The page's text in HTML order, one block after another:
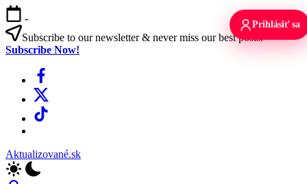
Skip
to
content
-
Subscribe to our newsletter & never miss our best posts.
Subscribe Now!
Facebook
X
TikTok
Aktualizované.sk
Prihlásiť sa